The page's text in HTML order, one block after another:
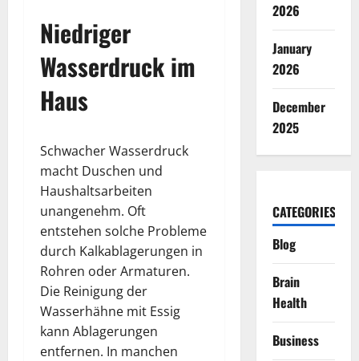
Niedriger
Wasserdruck im
Haus
Schwacher Wasserdruck
macht Duschen und
Haushaltsarbeiten
unangenehm. Oft
entstehen solche Probleme
durch Kalkablagerungen in
Rohren oder Armaturen.
Die Reinigung der
Wasserhähne mit Essig
kann Ablagerungen
entfernen. In manchen
2026
January
2026
December
2025
CATEGORIES
Blog
Brain
Health
Business